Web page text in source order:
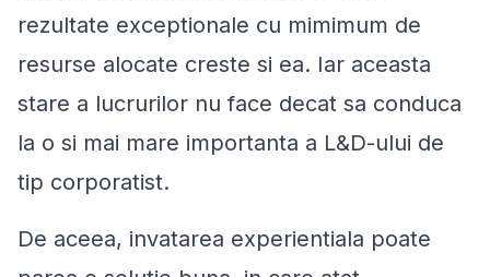
rezultate exceptionale cu mimimum de
resurse alocate creste si ea. Iar aceasta
stare a lucrurilor nu face decat sa conduca
la o si mai mare importanta a L&D-ului de
tip corporatist.
De aceea, invatarea experientiala poate